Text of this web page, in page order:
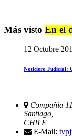
Más visto En el
12 Octubre
Noticiero Judicial:
Compañia
Santiago,
CHILE
E-Mail: